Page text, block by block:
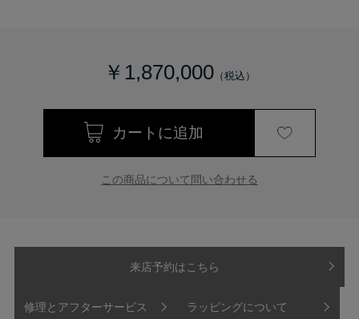
￥1,870,000
この商品について問い合わせる
来店予約はこちら
修理とアフターサービス ラッピングについて